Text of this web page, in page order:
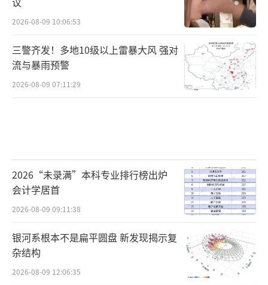
2026-08-09 10:06:53
三警齐发！多地10级以上雷暴大风 强对
流与暴雨预警
2026-08-09 07:11:29
2026“未录满”本科专业排行榜出炉
会计学居首
2026-08-09 09:11:38
银河系根本不是扁平圆盘 新发现揭示复
杂结构
2026-08-09 12:06:35